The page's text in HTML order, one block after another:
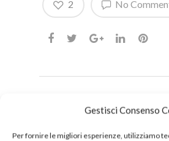
Gestisci Consenso
Per fornire le migliori esperienze, utilizziamo
No
2